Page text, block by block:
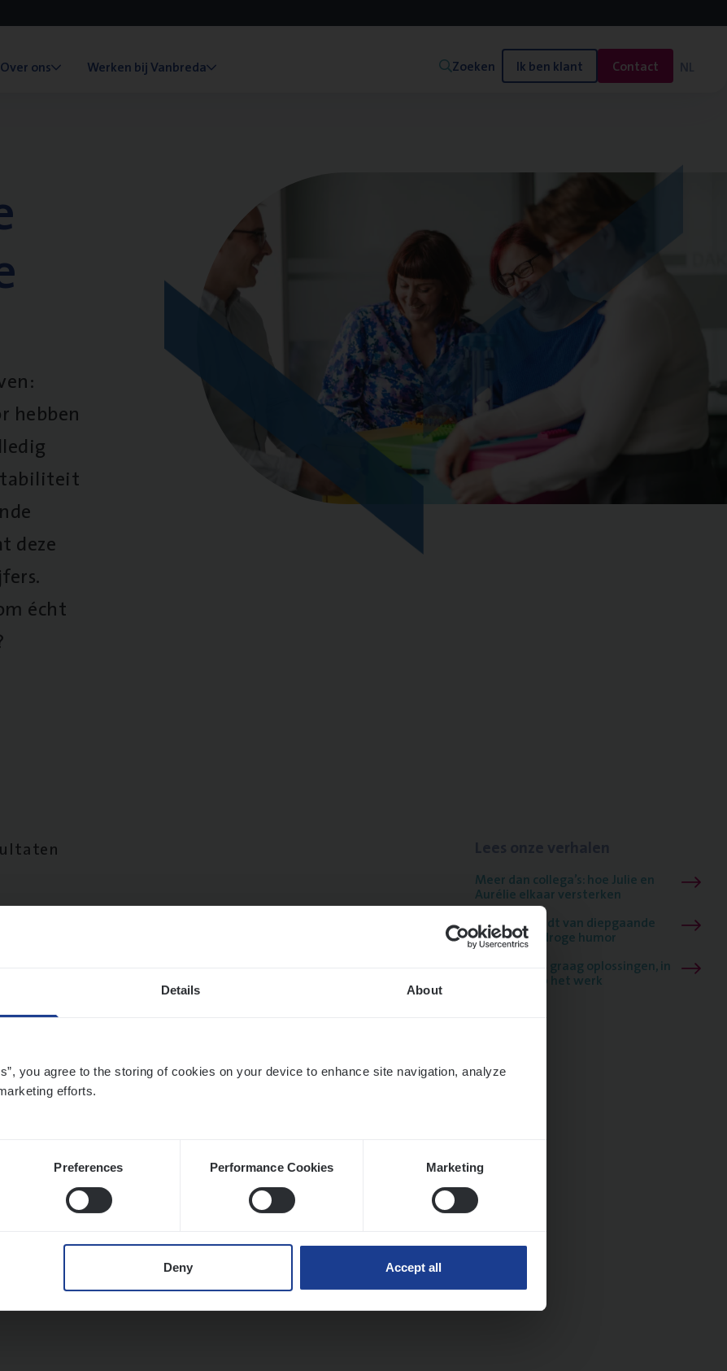
Details About
you agree to the storing of cookies on your device to enhance site navigation, analyze
efforts.
Preferences Performance Cookies Marketing
Deny Accept all
Over ons Werken bij Vanbreda Zoeken Ik ben klant Contact NL
hebben
deze
écht
Meer dan collega’s: hoe Julie en
Aurélie elkaar versterken
Mathias houdt van diepgaande
dossiers én droge humor
Thalia zoekt graag oplossingen, in
games én op het werk